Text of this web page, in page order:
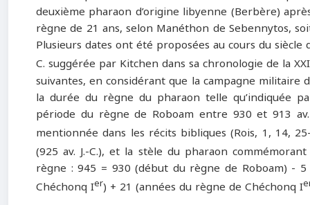
deuxième pharaon d’origine libyenne (Berbère)
règne de 21 ans, selon Manéthon de Sebennytos,
Plusieurs dates ont été proposées au cours du siècle
C. suggérée par Kitchen dans sa chronologie de la
suivantes, en considérant que la campagne militaire
la durée du règne du pharaon telle qu’indiquée
période du règne de Roboam entre 930 et 913
mentionnée dans les récits bibliques (Rois, 1, 14,
(925 av. J.-C.), et la stèle du pharaon
règne : 945 = 930 (début du règne de Roboam) -
Chéchonq Ier) + 21 (années du règne de Chéchonq I